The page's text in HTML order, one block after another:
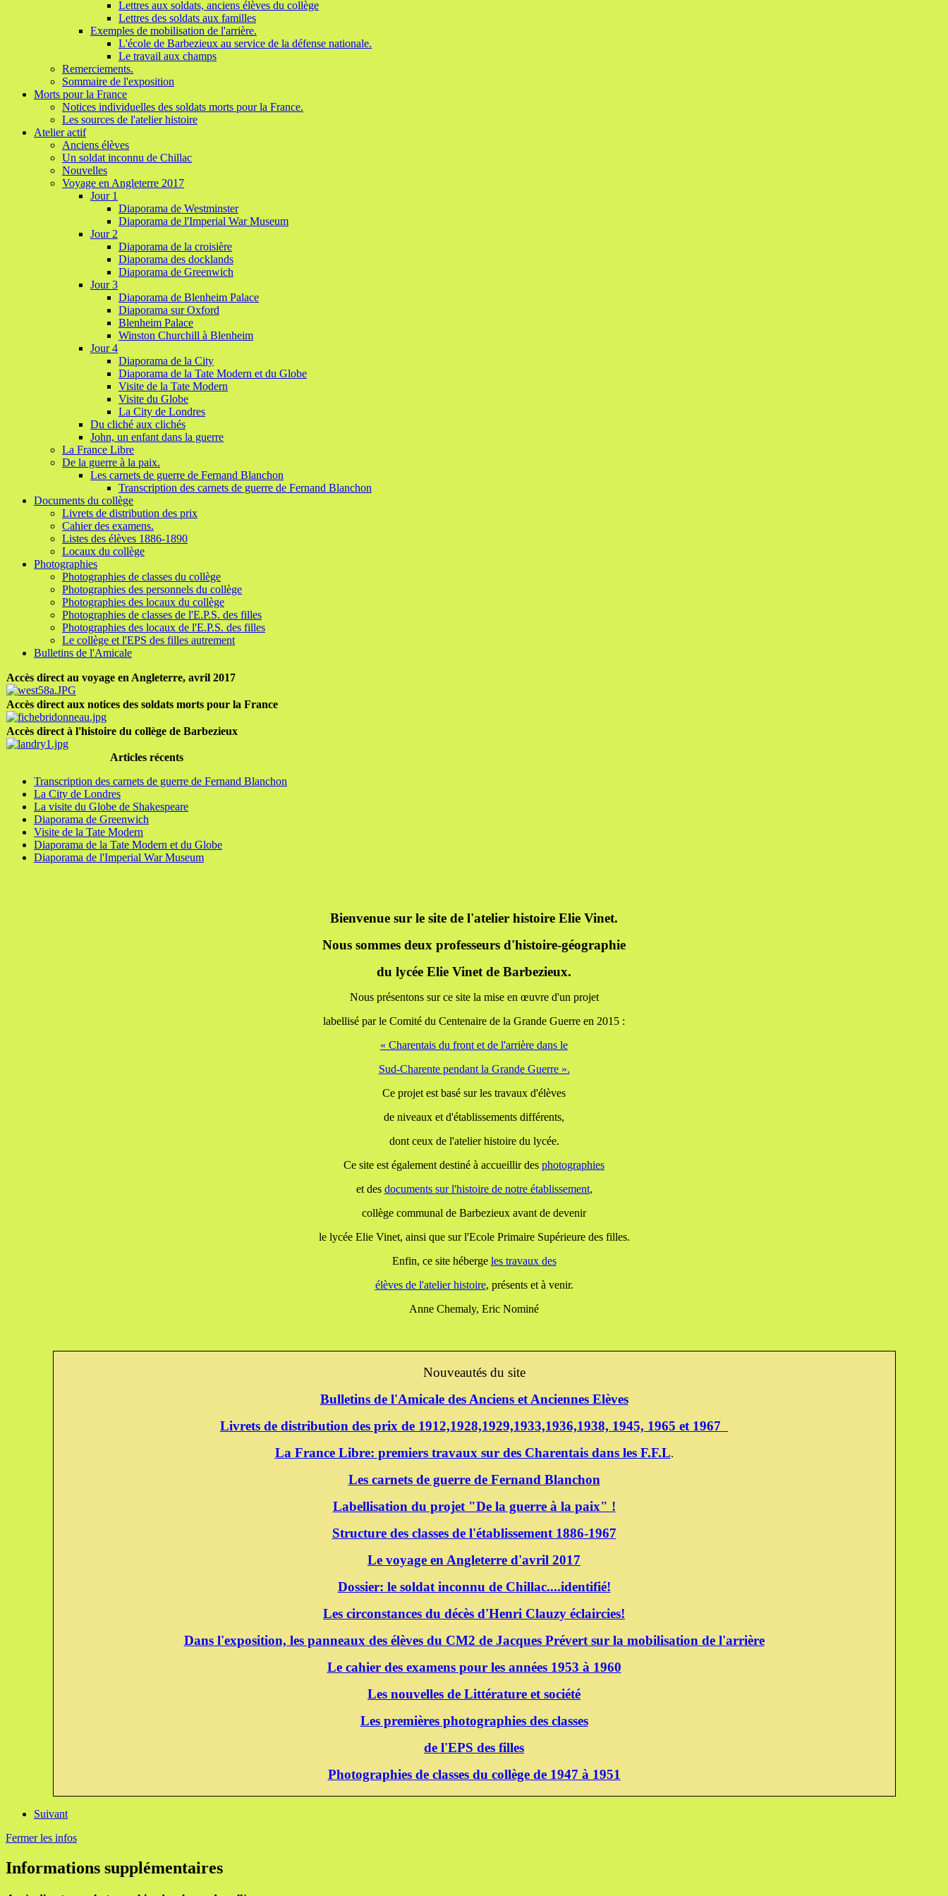
Lettres aux soldats, anciens élèves du collège
Lettres des soldats aux familles
Exemples de mobilisation de l'arrière.
L'école de Barbezieux au service de la défense nationale.
Le travail aux champs
Remerciements.
Sommaire de l'exposition
Morts pour la France
Notices individuelles des soldats morts pour la France.
Les sources de l'atelier histoire
Atelier actif
Anciens élèves
Un soldat inconnu de Chillac
Nouvelles
Voyage en Angleterre 2017
Jour 1
Diaporama de Westminster
Diaporama de l'Imperial War Museum
Jour 2
Diaporama de la croisière
Diaporama des docklands
Diaporama de Greenwich
Jour 3
Diaporama de Blenheim Palace
Diaporama sur Oxford
Blenheim Palace
Winston Churchill à Blenheim
Jour 4
Diaporama de la City
Diaporama de la Tate Modern et du Globe
Visite de la Tate Modern
Visite du Globe
La City de Londres
Du cliché aux clichés
John, un enfant dans la guerre
La France Libre
De la guerre à la paix.
Les carnets de guerre de Fernand Blanchon
Transcription des carnets de guerre de Fernand Blanchon
Documents du collège
Livrets de distribution des prix
Cahier des examens.
Listes des élèves 1886-1890
Locaux du collège
Photographies
Photographies de classes du collège
Photographies des personnels du collège
Photographies des locaux du collège
Photographies de classes de l'E.P.S. des filles
Photographies des locaux de l'E.P.S. des filles
Le collège et l'EPS des filles autrement
Bulletins de l'Amicale
Accès direct au voyage en Angleterre, avril 2017
Accès direct aux notices des soldats morts pour la France
Accès direct à l'histoire du collège de Barbezieux
Articles récents
Transcription des carnets de guerre de Fernand Blanchon
La City de Londres
La visite du Globe de Shakespeare
Diaporama de Greenwich
Visite de la Tate Modern
Diaporama de la Tate Modern et du Globe
Diaporama de l'Imperial War Museum
Bienvenue sur le site de l'atelier histoire Elie Vinet.
Nous sommes deux professeurs d'histoire-géographie
du lycée Elie Vinet de Barbezieux.
Nous présentons sur ce site la mise en œuvre d'un projet
labellisé par le Comité du Centenaire de la Grande Guerre en 2015 :
« Charentais du front et de l'arrière dans le
Sud-Charente pendant la Grande Guerre ».
Ce projet est basé sur les travaux d'élèves
de niveaux et d'établissements différents,
dont ceux de l'atelier histoire du lycée.
Ce site est également destiné à accueillir des photographies
et des documents sur l'histoire de notre établissement,
collège communal de Barbezieux avant de devenir
le lycée Elie Vinet, ainsi que sur l'Ecole Primaire Supérieure des filles.
Enfin, ce site héberge les travaux des
élèves de l'atelier histoire, présents et à venir.
Anne Chemaly, Eric Nominé
Nouveautés du site
Bulletins de l'Amicale des Anciens et Anciennes Elèves
Livrets de distribution des prix de 1912,1928,1929,1933,1936,1938, 1945, 1965 et 1967
La France Libre: premiers travaux sur des Charentais dans les F.F.L.
Les carnets de guerre de Fernand Blanchon
Labellisation du projet "De la guerre à la paix" !
Structure des classes de l'établissement 1886-1967
Le voyage en Angleterre d'avril 2017
Dossier: le soldat inconnu de Chillac....identifié!
Les circonstances du décès d'Henri Clauzy éclaircies!
Dans l'exposition, les panneaux des élèves du CM2 de Jacques Prévert sur la mobilisation de l'arrière
Le cahier des examens pour les années 1953 à 1960
Les nouvelles de Littérature et société
Les premières photographies des classes
de l'EPS des filles
Photographies de classes du collège de 1947 à 1951
Suivant
Fermer les infos
Informations supplémentaires